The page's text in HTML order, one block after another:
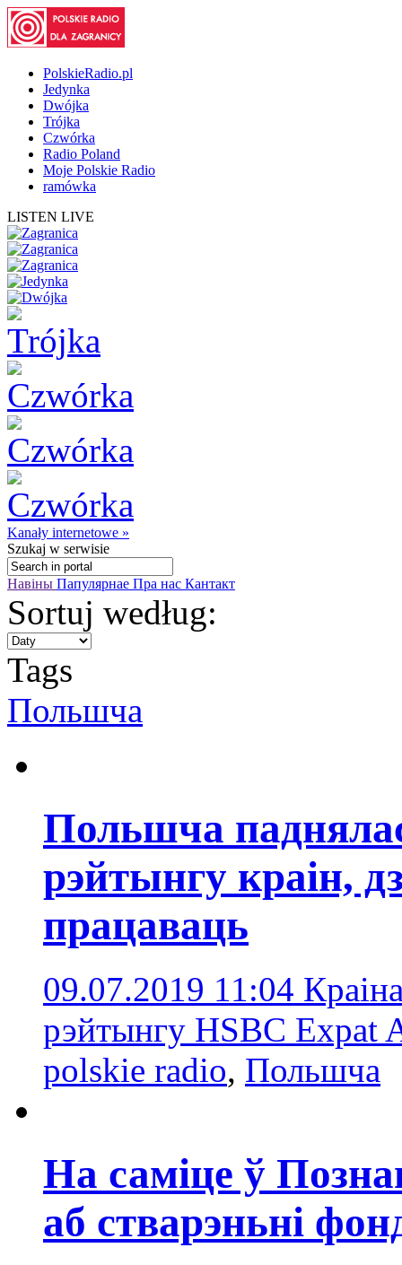
PolskieRadio.pl
Jedynka
Dwójka
Trójka
Czwórka
Radio Poland
Moje Polskie Radio
ramówka
LISTEN LIVE
Kanały internetowe »
Szukaj w serwisie
Навіны Папулярнае Пра нас Кантакт
Sortuj według:
Tags
Польшчa
Польшча
рэйтынгу краін,
працаваць
09.07.2019 11:04
рэйтынгу HSBC Expat
polskie radio, Польшчa
На саміце ў
аб стварэньні